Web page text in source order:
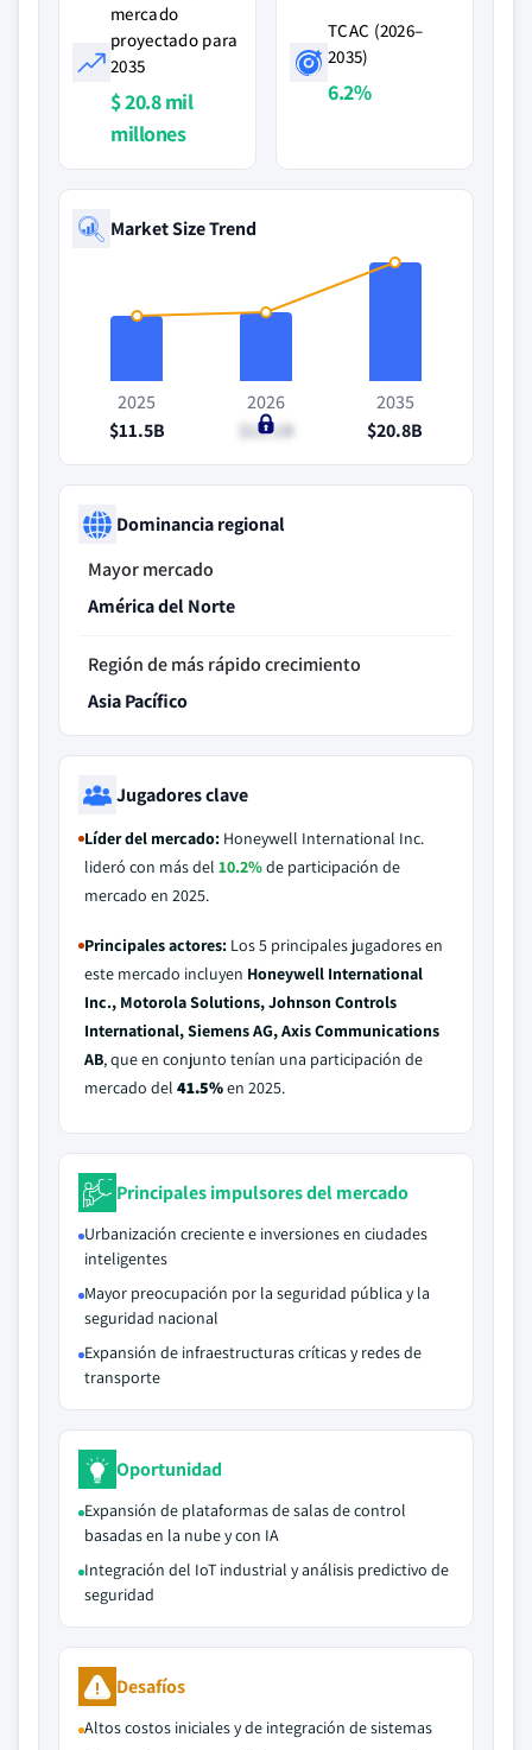
mercado
proyectado para
2035
$ 20.8 mil
millones
TCAC (2026–
2035)
6.2%
Market Size Trend
2025
$11.5B
2026
$12.1B
2035
$20.8B
Dominancia regional
Mayor mercado
América del Norte
Región de más rápido crecimiento
Asia Pacífico
Jugadores clave
Líder del mercado: Honeywell International Inc.
lideró con más del 10.2%de participación de
mercado en 2025.
Principales actores: Los 5 principales jugadores en
este mercado incluyen Honeywell International
Inc., Motorola Solutions, Johnson Controls
International, Siemens AG, Axis Communications
AB, que en conjunto tenían una participación de
mercado del 41.5%en 2025.
Principales impulsores del mercado
Urbanización creciente e inversiones en ciudades
inteligentes
Mayor preocupación por la seguridad pública y la
seguridad nacional
Expansión de infraestructuras críticas y redes de
transporte
Oportunidad
Expansión de plataformas de salas de control
basadas en la nube y con IA
Integración del IoT industrial y análisis predictivo de
seguridad
Desafíos
Altos costos iniciales y de integración de sistemas